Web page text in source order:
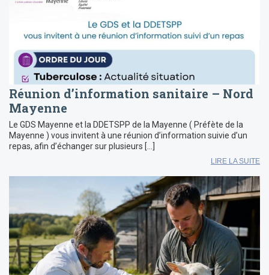
Réunion d’information sanitaire – Nord
Mayenne
Le GDS Mayenne et la DDETSPP de la Mayenne ( Préfète de la
Mayenne ) vous invitent à une réunion d’information suivie d’un
repas, afin d’échanger sur plusieurs […]
LIRE LA SUITE